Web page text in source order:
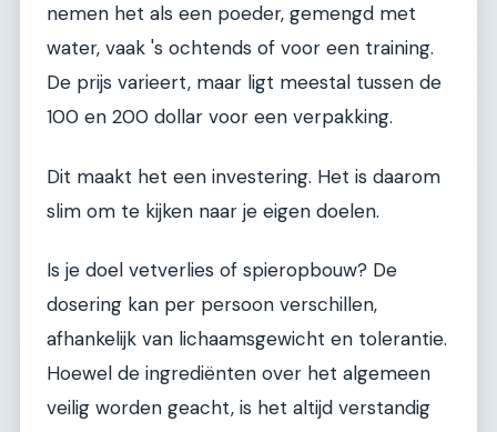
nemen het als een poeder, gemengd met
water, vaak 's ochtends of voor een training.
De prijs varieert, maar ligt meestal tussen de
100 en 200 dollar voor een verpakking.
Dit maakt het een investering. Het is daarom
slim om te kijken naar je eigen doelen.
Is je doel vetverlies of spieropbouw? De
dosering kan per persoon verschillen,
afhankelijk van lichaamsgewicht en tolerantie.
Hoewel de ingrediënten over het algemeen
veilig worden geacht, is het altijd verstandig